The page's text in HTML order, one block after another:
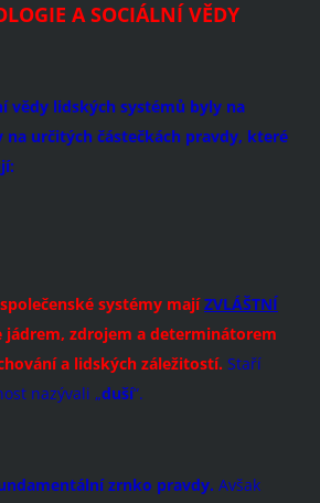
A SOCIÁLNÍ VĚDY
vědy lidských systémů byly na
určitých částečkách pravdy, které
systémy majíZVLÁŠTNÍ
jádrem, zdrojem a determinátorem
a lidských záležitostí. Staří
nazývali „duší“.
zrnko pravdy. Avšak